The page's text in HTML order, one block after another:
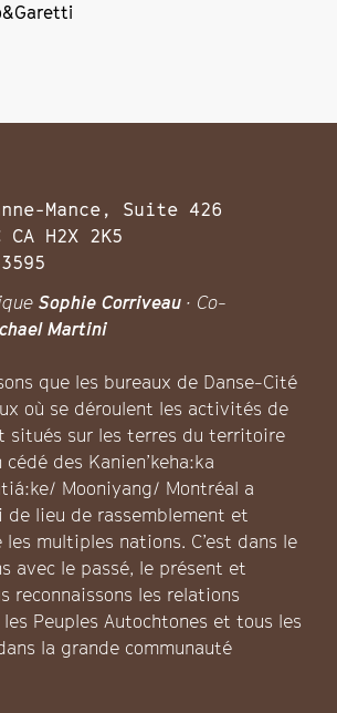
Mance, Suite 426
H2X 2K5
Sophie Corriveau · Co-
Martini
que les bureaux de Danse-Cité
où se déroulent les activités de
situés sur les terres du territoire
des Kanien’keha:ka
Mooniyang/ Montréal a
de lieu de rassemblement et
les multiples nations. C’est dans le
avec le passé, le présent et
reconnaissons les relations
Peuples Autochtones et tous les
la grande communauté